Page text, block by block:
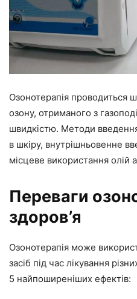
Озонотерапія проводиться
озону, отриманого з
швидкістю. Методи
в шкіру, внутрішньовенне
місцеве використання олій
Переваги
здоров’я
Озонотерапія може
засіб під час лікування
5 найпоширеніших ефектів: